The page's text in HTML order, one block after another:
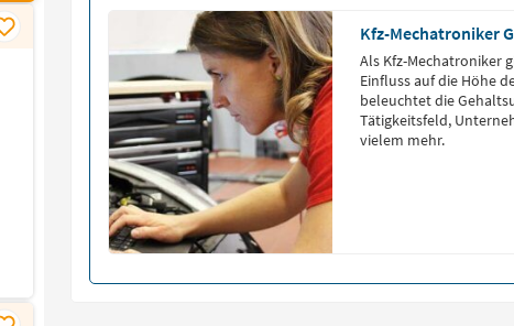
Kfz-Mechatroniker
Als Kfz-Mechatroniker
Einfluss auf die Höhe
beleuchtet die
Tätigkeitsfeld,
vielem mehr.